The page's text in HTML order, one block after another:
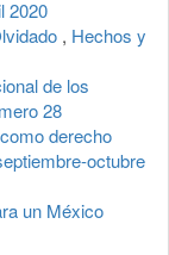
2020
, Hechos y
de los
28
derecho
octubre
un México